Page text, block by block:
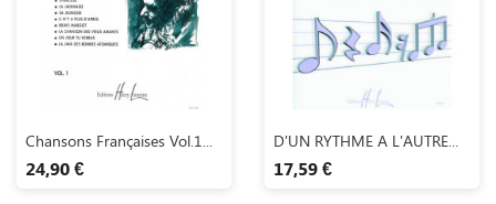
 Aperçu rapide
Chansons Françaises Vol.1...
24,90 €
Aperçu rapide
D'UN RYTHME A L'AUTRE...
17,59 €